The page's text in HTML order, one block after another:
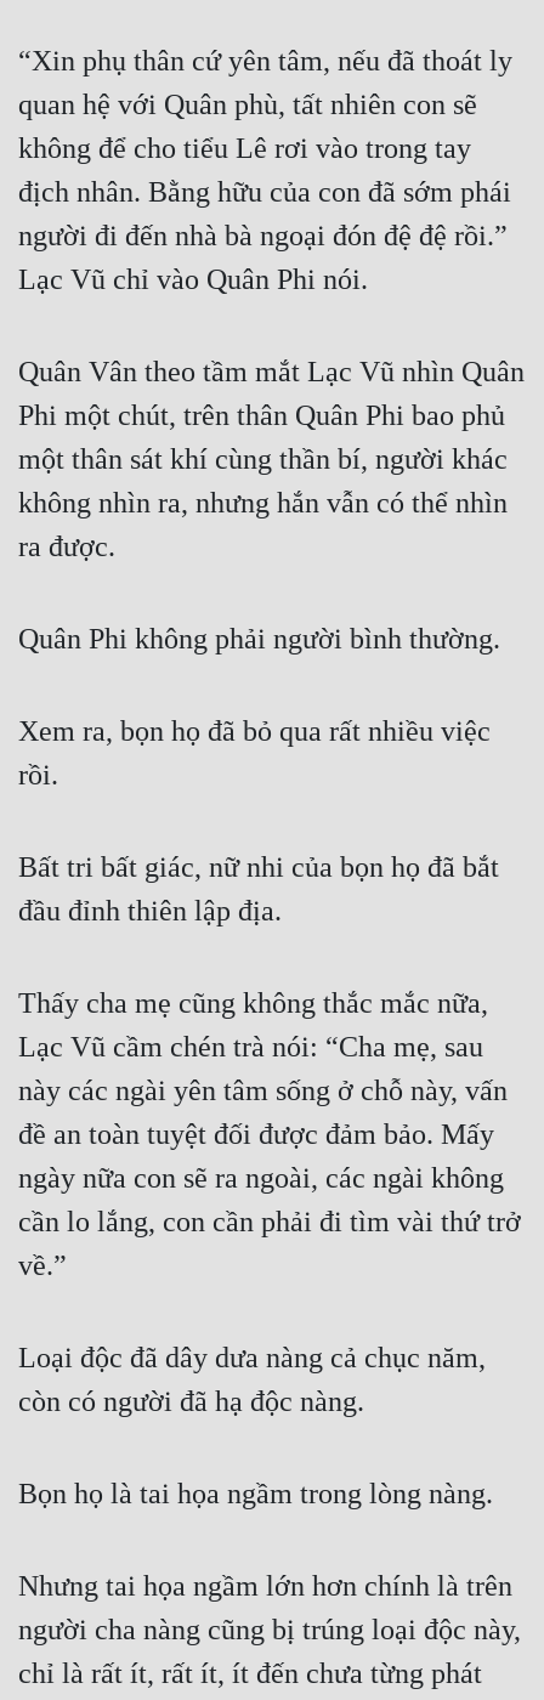
“Xin phụ thân cứ yên tâm, nếu đã thoát ly
quan hệ với Quân phù, tất nhiên con sẽ
không để cho tiểu Lê rơi vào trong tay
địch nhân. Bằng hữu của con đã sớm phái
người đi đến nhà bà ngoại đón đệ đệ rồi.”
Lạc Vũ chỉ vào Quân Phi nói.
Quân Vân theo tầm mắt Lạc Vũ nhìn Quân
Phi một chút, trên thân Quân Phi bao phủ
một thân sát khí cùng thần bí, người khác
không nhìn ra, nhưng hắn vẫn có thể nhìn
ra được.
Quân Phi không phải người bình thường.
Xem ra, bọn họ đã bỏ qua rất nhiều việc
rồi.
Bất tri bất giác, nữ nhi của bọn họ đã bắt
đầu đỉnh thiên lập địa.
Thấy cha mẹ cũng không thắc mắc nữa,
Lạc Vũ cầm chén trà nói: “Cha mẹ, sau
này các ngài yên tâm sống ở chỗ này, vấn
đề an toàn tuyệt đối được đảm bảo. Mấy
ngày nữa con sẽ ra ngoài, các ngài không
cần lo lắng, con cần phải đi tìm vài thứ trở
về.”
Loại độc đã dây dưa nàng cả chục năm,
còn có người đã hạ độc nàng.
Bọn họ là tai họa ngầm trong lòng nàng.
Nhưng tai họa ngầm lớn hơn chính là trên
người cha nàng cũng bị trúng loại độc này,
chỉ là rất ít, rất ít, ít đến chưa từng phát